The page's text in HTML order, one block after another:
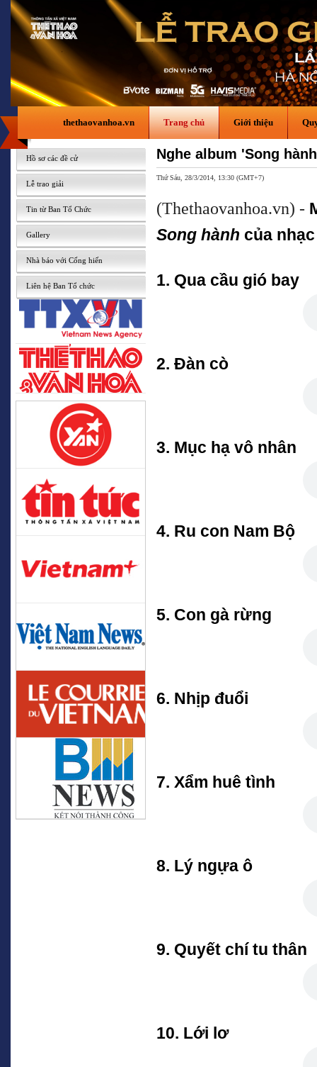
thethaovanhoa.vn Trang chủ Giới thiệu
Hồ sơ các đề cử
Lễ trao giải
Tin từ Ban Tổ Chức
Gallery
Nhà báo với Cống hiến
Liên hệ Ban Tổ chức
Nghe album 'Song
Thứ Sáu, 28/3/2014, 13:30 (GMT+7)
(Thethaovanhoa.vn) -
Song hành của
1. Qua cầu gió bay
2. Đàn cò
3. Mục hạ vô nhân
4. Ru con Nam Bộ
5. Con gà rừng
6. Nhịp đuổi
7. Xẩm huê tình
8. Lý ngựa ô
9. Quyết chí tu thân
10. Lới lơ